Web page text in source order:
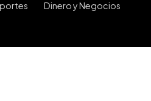
Dinero y Negocios